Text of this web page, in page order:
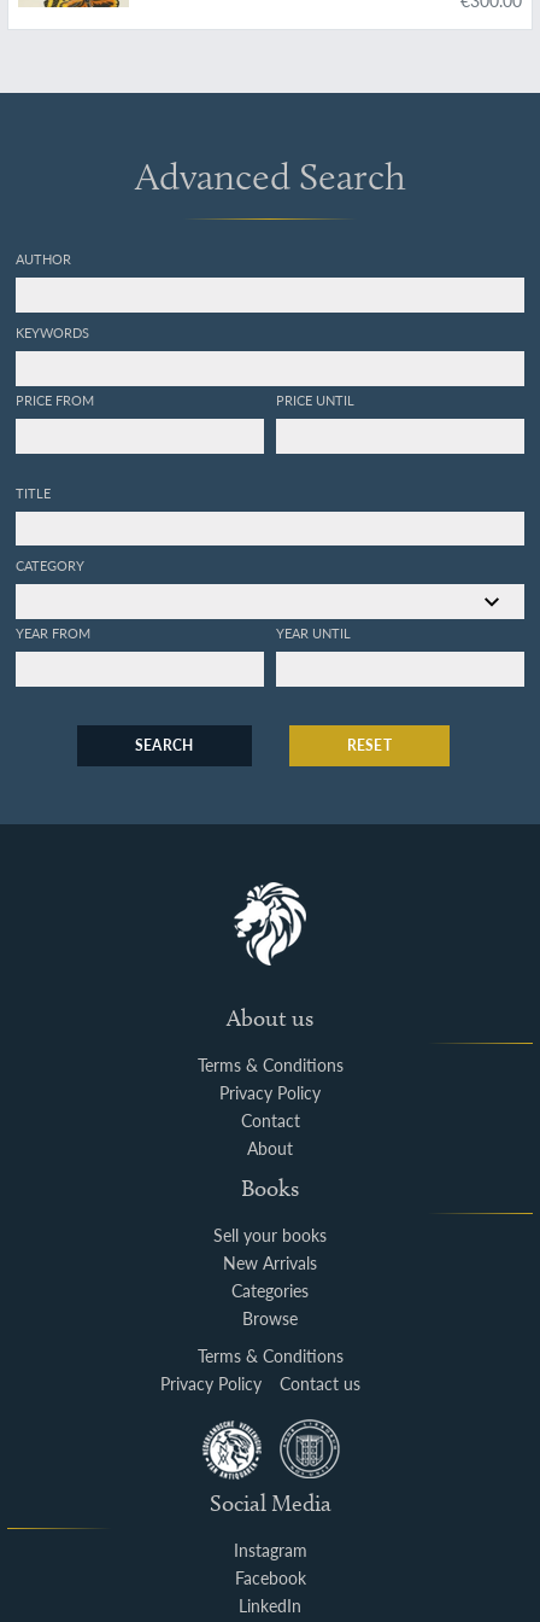
Advanced Search
AUTHOR
KEYWORDS
PRICE FROM PRICE UNTIL
TITLE
CATEGORY
YEAR FROM YEAR UNTIL
SEARCH RESET
About us
Terms & Conditions
Privacy Policy
Contact
About
Books
Sell your books
New Arrivals
Categories
Browse
Terms & Conditions
Privacy Policy
Contact us
Social Media
Instagram
Facebook
LinkedIn